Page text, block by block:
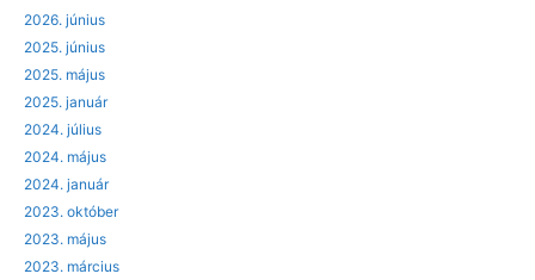
2026. június
2025. június
2025. május
2025. január
2024. július
2024. május
2024. január
2023. október
2023. május
2023. március